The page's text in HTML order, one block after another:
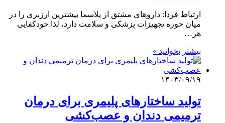
ارتباط فردا: داروهای مشتق از پلاسما بیشترین ارزبری را در
میان حوزه تجهیزات پزشکی و سلامت دارد، لذا خودکفایی
هر…
بیشتر بخوانید »
۱۴۰۳/۰۹/۱۹
تولید ساختارهای پلیمری برای درمان
ترمیمی دندان و عصب‌کشی